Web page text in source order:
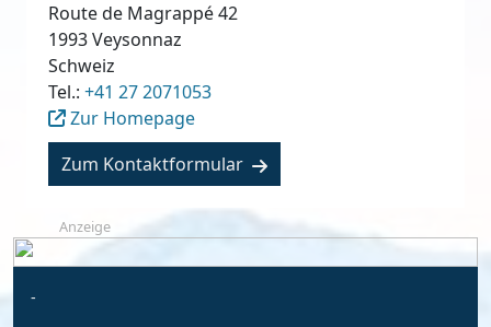
Route de Magrappé 42
1993Veysonnaz
Schweiz
Tel.: +41 27 2071053
Zur Homepage
Zum Kontaktformular
Anzeige
-